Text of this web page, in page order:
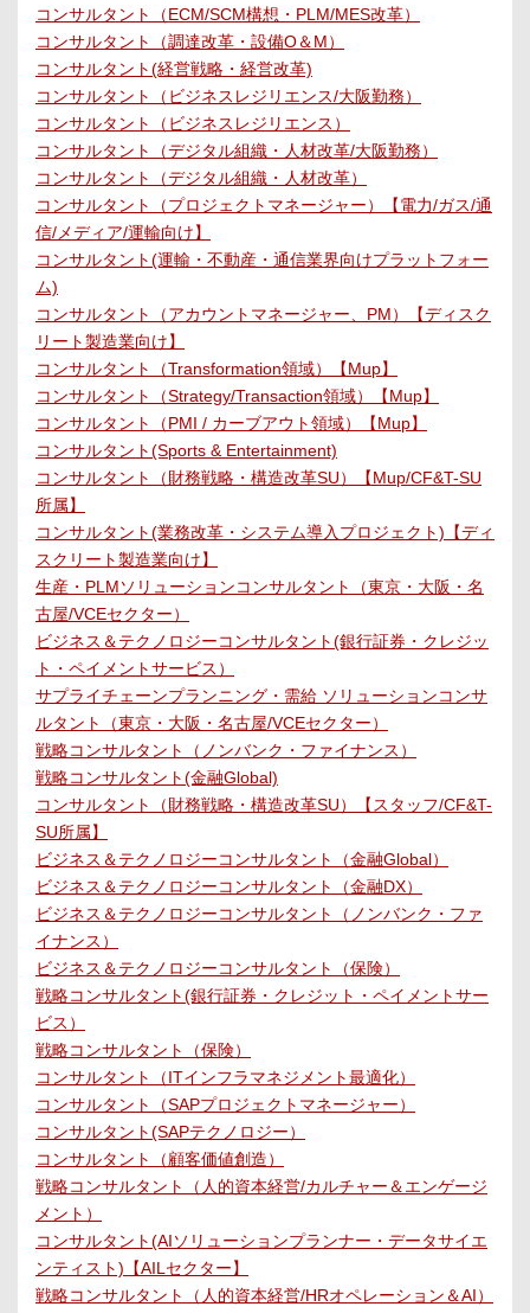
コンサルタント（ECM/SCM構想・PLM/MES改革）
コンサルタント（調達改革・設備O＆M）
コンサルタント(経営戦略・経営改革)
コンサルタント（ビジネスレジリエンス/大阪勤務）
コンサルタント（ビジネスレジリエンス）
コンサルタント（デジタル組織・人材改革/大阪勤務）
コンサルタント（デジタル組織・人材改革）
コンサルタント（プロジェクトマネージャー）【電力/ガス/通
信/メディア/運輸向け】
コンサルタント(運輸・不動産・通信業界向けプラットフォー
ム)
コンサルタント（アカウントマネージャー、PM）【ディスク
リート製造業向け】
コンサルタント（Transformation領域）【Mup】
コンサルタント（Strategy/Transaction領域）【Mup】
コンサルタント（PMI / カーブアウト領域）【Mup】
コンサルタント(Sports & Entertainment)
コンサルタント（財務戦略・構造改革SU）【Mup/CF&T-SU
所属】
コンサルタント(業務改革・システム導入プロジェクト)【ディ
スクリート製造業向け】
生産・PLMソリューションコンサルタント（東京・大阪・名
古屋/VCEセクター）
ビジネス＆テクノロジーコンサルタント(銀行証券・クレジッ
ト・ペイメントサービス）
サプライチェーンプランニング・需給 ソリューションコンサ
ルタント（東京・大阪・名古屋/VCEセクター）
戦略コンサルタント（ノンバンク・ファイナンス）
戦略コンサルタント(金融Global)
コンサルタント（財務戦略・構造改革SU）【スタッフ/CF&T-
SU所属】
ビジネス＆テクノロジーコンサルタント（金融Global）
ビジネス＆テクノロジーコンサルタント（金融DX）
ビジネス＆テクノロジーコンサルタント（ノンバンク・ファ
イナンス）
ビジネス＆テクノロジーコンサルタント（保険）
戦略コンサルタント(銀行証券・クレジット・ペイメントサー
ビス）
戦略コンサルタント（保険）
コンサルタント（ITインフラマネジメント最適化）
コンサルタント（SAPプロジェクトマネージャー）
コンサルタント(SAPテクノロジー）
コンサルタント（顧客価値創造）
戦略コンサルタント（人的資本経営/カルチャー＆エンゲージ
メント）
コンサルタント(AIソリューションプランナー・データサイエ
ンティスト)【AILセクター】
戦略コンサルタント（人的資本経営/HRオペレーション＆AI）